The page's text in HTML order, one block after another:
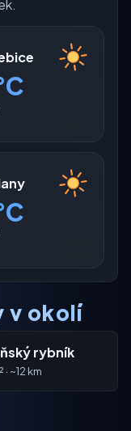
v okolí
rybník
~12 km